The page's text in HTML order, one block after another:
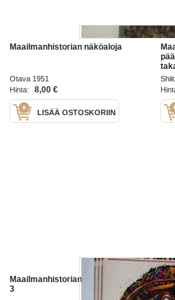
Maailmanhistorian näköaloja
Otava 1951
Hinta:
8,00 €
LISÄÄ OSTOSKORIIN
Maailmanhistorian käännekohtia 1-
3
6